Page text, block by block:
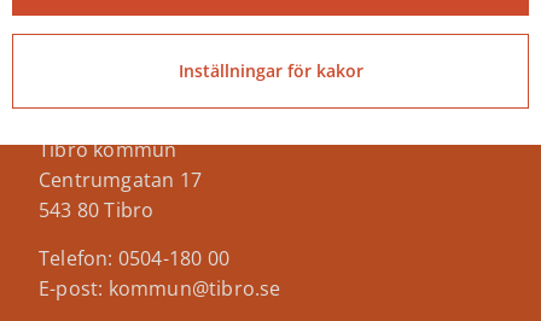
8 juni 2026
Tibro kommun
Centrumgatan 17
543 80 Tibro
Telefon: 0504-180 00
E-post: kommun@tibro.se
Inställningar för kakor